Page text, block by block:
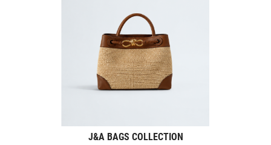
J&A BAGS COLLECTION